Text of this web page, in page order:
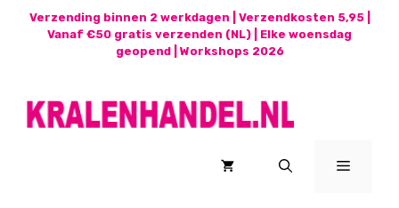
Verzending binnen 2 werkdagen | Verzendkosten 5,95 |
Vanaf €50 gratis verzenden (NL) | Elke woensdag
geopend | Workshops 2026
Menu